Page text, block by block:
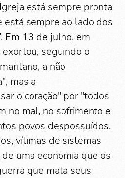
está sempre pronta
está sempre ao lado dos
Em 13 de julho, em
seguindo o
a não
mas a
o coração" por "todos
no mal, no sofrimento e
povos despossuídos,
vítimas de sistemas
uma economia que os
que mata seus